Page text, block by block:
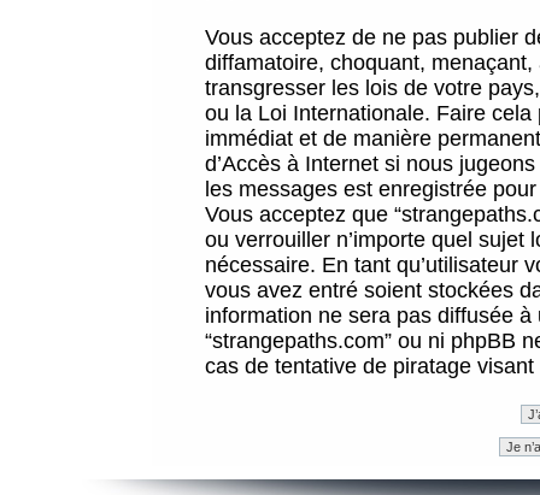
Vous acceptez de ne pas publier
diffamatoire, choquant,
transgresser les lois de votre
ou la Loi Internationale. Faire
immédiat et de manière
d’Accès à Internet si nous
les messages est enregistrée
Vous acceptez que
ou verrouiller n’importe quel sujet
nécessaire. En tant qu’utilisateur
vous avez entré soient stockées
information ne sera pas diffusée
“strangepaths.com” ou ni phpBB
cas de tentative de piratage